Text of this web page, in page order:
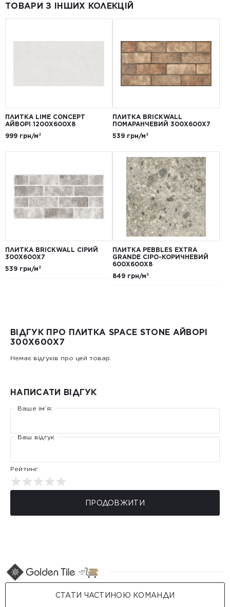
ТОВАРИ З ІНШИХ КОЛЕКЦІЙ
ПЛИТКА LIME CONCEPT
АЙВОРІ 1200Х600Х8
999 грн/м²
ПЛИТКА BRICKWALL
ПОМАРАНЧЕВИЙ 300Х600Х7
539 грн/м²
ПЛИТКА BRICKWALL СІРИЙ
300Х600Х7
539 грн/м²
ПЛИТКА PEBBLES EXTRA
GRANDE СІРО-КОРИЧНЕВИЙ
600Х600Х8
849 грн/м²
ВІДГУК ПРО ПЛИТКА SPACE STONE АЙВОРІ
300X600X7
Немає відгуків про цей товар.
НАПИСАТИ ВІДГУК
Ваше ім’я:
Ваш відгук
Рейтинг
ПРОДОВЖИТИ
СТАТИ ЧАСТИНОЮ КОМАНДИ